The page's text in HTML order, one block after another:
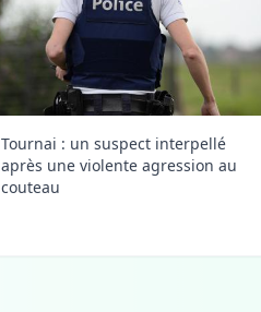
Tournai : un suspect interpellé
après une violente agression au
couteau